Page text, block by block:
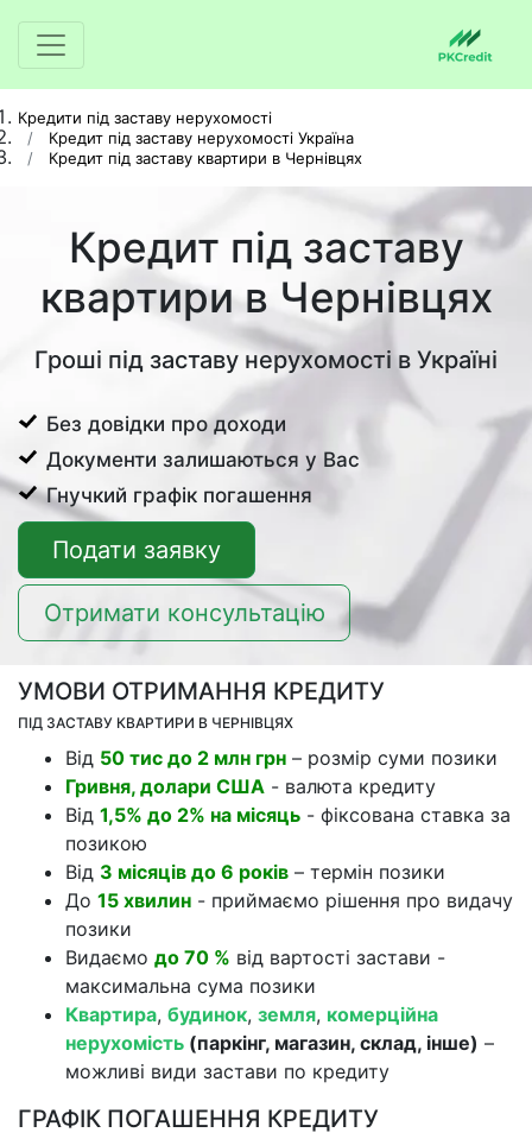
Кредити під заставу нерухомості
Кредит під заставу нерухомості Україна
Кредит під заставу квартири в Чернівцях
Кредит під заставу
квартири в Чернівцях
Гроші під заставу нерухомості в Україні
Без довідки про доходи
Документи залишаються у Вас
Гнучкий графік погашення
Подати заявку
Отримати консультацію
УМОВИ ОТРИМАННЯ КРЕДИТУ
ПІД ЗАСТАВУ КВАРТИРИ В ЧЕРНІВЦЯХ
Від 50 тис до 2 млн грн – розмір суми позики
Гривня, долари США - валюта кредиту
Від 1,5% до 2% на місяць - фіксована ставка за
позикою
Від 3 місяців до 6 років – термін позики
До 15 хвилин - приймаємо рішення про видачу
позики
Видаємо до 70 % від вартості застави -
максимальна сума позики
Квартира, будинок, земля, комерційна
нерухомість (паркінг, магазин, склад, інше) –
можливі види застави по кредиту
ГРАФІК ПОГАШЕННЯ КРЕДИТУ